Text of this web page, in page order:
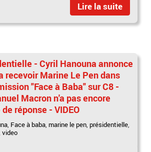
Lire la suite
- Cyril Hanouna annonce
recevoir Marine Le Pen dans
"Face à Baba" sur C8 -
Macron n'a pas encore
réponse - VIDEO
, Face à baba, marine le pen, présidentielle,
video